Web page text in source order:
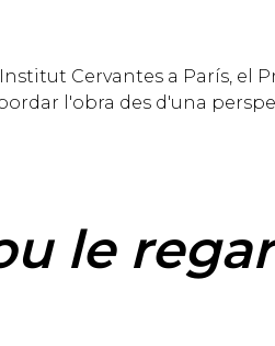
Cervantes a París, el
l'obra des d'una
le